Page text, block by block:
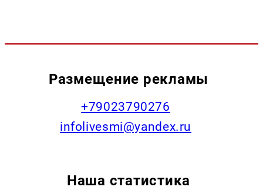
Размещение рекламы
+79023790276
infolivesmi@yandex.ru
Наша статистика